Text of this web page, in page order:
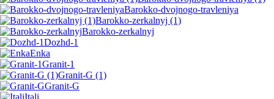
Barokko-dvojnogo-travleniya
Barokko-zerkalnyj (1)
Barokko-zerkalnyj
Dozhd-1
Enka
Granit-1
Granit-G (1)
Granit-G
Itali